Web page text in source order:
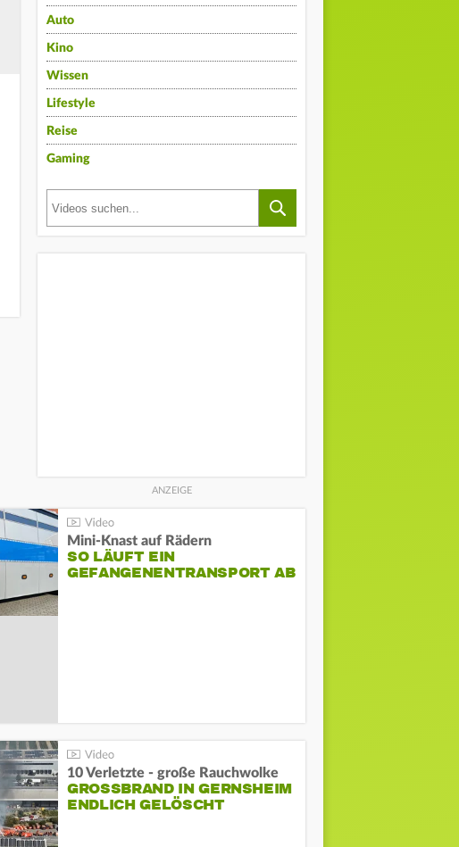
Auto
Kino
Wissen
Lifestyle
Reise
Gaming
Mini-Knast auf Rädern
SO LÄUFT EIN
GEFANGENENTRANSPORT AB
10 Verletzte - große Rauchwolke
GROSSBRAND IN GERNSHEIM E
NDLICH GELÖSCHT